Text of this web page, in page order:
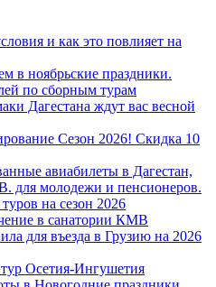
и как это повлияет на
в ноябрьские праздники.
по сборным турам
Дагестана ждут вас весной
Сезон 2026! Скидка 10
авиабилеты в Дагестан,
для молодежи и пенсионеров.
на сезон 2026
в санатории КМВ
для въезда в Грузию на 2026
Осетия-Ингушетия